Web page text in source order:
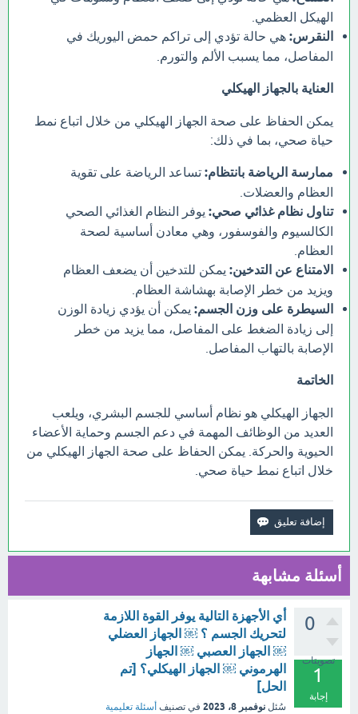
الهيكل العظمي.
النقرس: هي حالة تؤدي إلى تراكم حمض اليوريك في
المفاصل، مما يسبب الألم والتورم.
العناية بالجهاز الهيكلي
يمكن الحفاظ على صحة الجهاز الهيكلي من خلال اتباع نمط
حياة صحي، بما في ذلك:
ممارسة الرياضة بانتظام: تساعد الرياضة على تقوية
العظام والعضلات.
تناول نظام غذائي صحي: يوفر النظام الغذائي الصحي
الكالسيوم والفوسفور، وهي معادن أساسية لصحة
العظام.
الامتناع عن التدخين: يمكن للتدخين أن يضعف العظام
ويزيد من خطر الإصابة بهشاشة العظام.
السيطرة على وزن الجسم: يمكن أن يؤدي زيادة الوزن
إلى زيادة الضغط على المفاصل، مما يزيد من خطر
الإصابة بالتهاب المفاصل.
الخاتمة
الجهاز الهيكلي هو نظام أساسي للجسم البشري، ويلعب
العديد من الوظائف المهمة في دعم الجسم وحماية الأعضاء
الحيوية والحركة. يمكن الحفاظ على صحة الجهاز الهيكلي من
خلال اتباع نمط حياة صحي.
أسئلة مشابهة
0
تصويتات
1
إجابة
أي الأجهزة التالية يوفر القوة اللازمة
لتحريك الجسم ؟ ￼ الجهاز العضلي
￼ الجهاز العصبي ￼ الجهاز
الهرموني ￼ الجهاز الهيكلي؟ [تم
الحل]
سُئل نوفمبر 8، 2023 في تصنيف أسئلة تعليمية